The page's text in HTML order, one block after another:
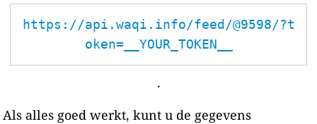
https://api.waqi.info/feed/@9598/?t
oken=__YOUR_TOKEN__
.
Als alles goed werkt, kunt u de gegevens